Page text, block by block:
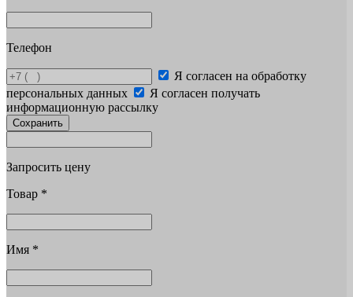
Телефон
Я согласен на обработку
персональных данных
Я согласен получать
информационную рассылку
Сохранить
Запросить цену
Товар *
Имя *